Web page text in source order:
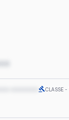
CLASSE